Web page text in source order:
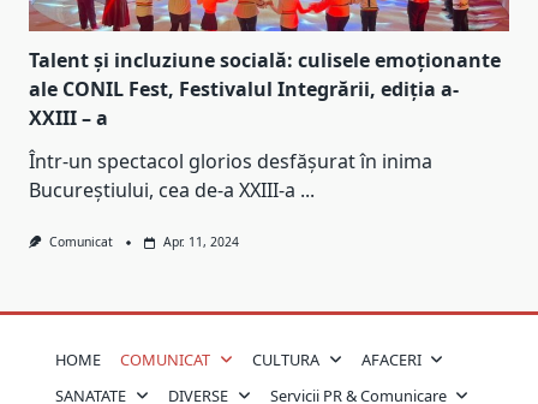
Talent și incluziune socială: culisele emoționante
ale CONIL Fest, Festivalul Integrării, ediția a-
XXIII – a
Într-un spectacol glorios desfășurat în inima
Bucureștiului, cea de-a XXIII-a ...
Comunicat Apr. 11, 2024
HOME COMUNICAT CULTURA
AFACERI
SANATATE
DIVERSE Servicii PR & Comunicare